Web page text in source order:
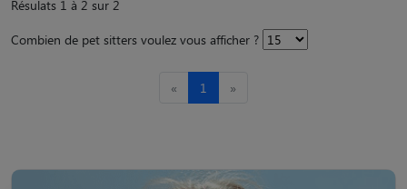
Résulats 1 à 2 sur 2
Combien de pet sitters voulez vous afficher ?
« 1 »